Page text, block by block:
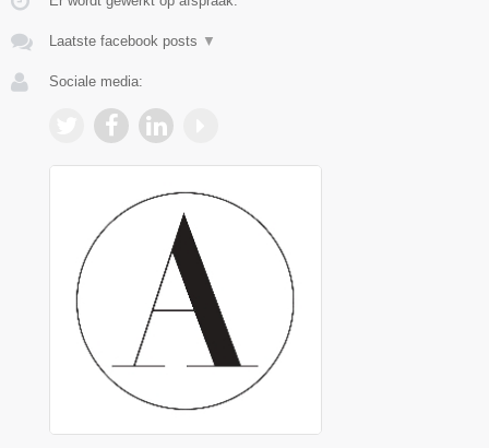
Laatste facebook posts ▼
Sociale media: